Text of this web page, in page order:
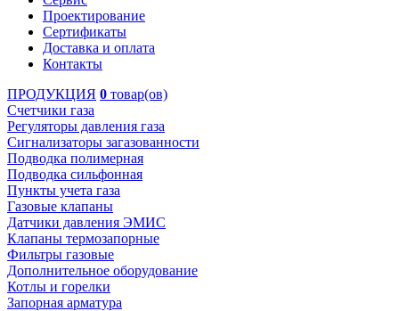
Проектирование
Сертификаты
Доставка и оплата
Контакты
ПРОДУКЦИЯ 0 товар(ов)
Счетчики газа
Регуляторы давления газа
Сигнализаторы загазованности
Подводка полимерная
Подводка сильфонная
Пункты учета газа
Газовые клапаны
Датчики давления ЭМИС
Клапаны термозапорные
Фильтры газовые
Дополнительное оборудование
Котлы и горелки
Запорная арматура